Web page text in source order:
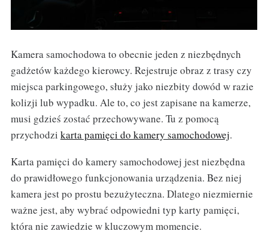
Kamera samochodowa to obecnie jeden z niezbędnych
gadżetów każdego kierowcy. Rejestruje obraz z trasy czy
miejsca parkingowego, służy jako niezbity dowód w razie
kolizji lub wypadku. Ale to, co jest zapisane na kamerze,
musi gdzieś zostać przechowywane. Tu z pomocą
przychodzi karta pamięci do kamery samochodowej.
Karta pamięci do kamery samochodowej jest niezbędna
do prawidłowego funkcjonowania urządzenia. Bez niej
kamera jest po prostu bezużyteczna. Dlatego niezmiernie
ważne jest, aby wybrać odpowiedni typ karty pamięci,
która nie zawiedzie w kluczowym momencie.